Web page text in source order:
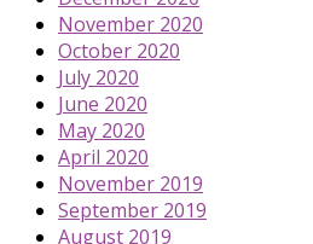
November 2020
October 2020
July 2020
June 2020
May 2020
April 2020
November 2019
September 2019
August 2019